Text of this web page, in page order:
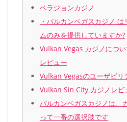
ベラジョンカジノ
・バルカンベガスカジノ
ムのみを提供していますか?
Vulkan Vegas カジノにつ
レビュー
Vulkan Vegasのユーザビリ
Vulkan Sin City カジノレビ
バルカンベガスカジノは、
って一番の選択肢です